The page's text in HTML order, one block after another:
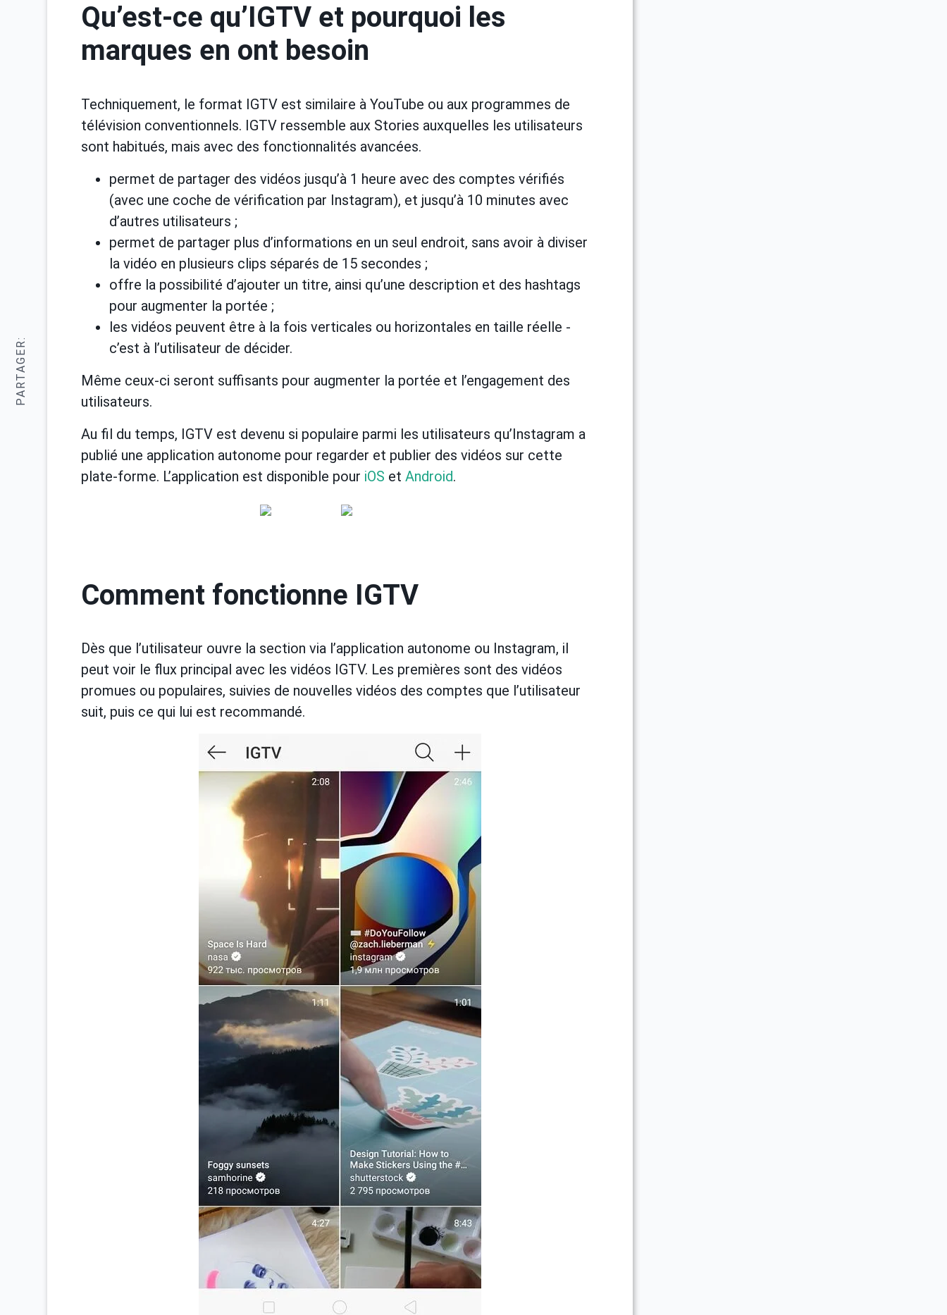
PARTAGER:
Qu’est-ce qu’IGTV et pourquoi les
marques en ont besoin
Techniquement, le format IGTV est similaire à YouTube ou aux programmes de
télévision conventionnels. IGTV ressemble aux Stories auxquelles les utilisateurs
sont habitués, mais avec des fonctionnalités avancées.
permet de partager des vidéos jusqu’à 1 heure avec des comptes vérifiés
(avec une coche de vérification par Instagram), et jusqu’à 10 minutes avec
d’autres utilisateurs ;
permet de partager plus d’informations en un seul endroit, sans avoir à diviser
la vidéo en plusieurs clips séparés de 15 secondes ;
offre la possibilité d’ajouter un titre, ainsi qu’une description et des hashtags
pour augmenter la portée ;
les vidéos peuvent être à la fois verticales ou horizontales en taille réelle -
c’est à l’utilisateur de décider.
Même ceux-ci seront suffisants pour augmenter la portée et l’engagement des
utilisateurs.
Au fil du temps, IGTV est devenu si populaire parmi les utilisateurs qu’Instagram a
publié une application autonome pour regarder et publier des vidéos sur cette
plate-forme. L’application est disponible pour iOS et Android.
Comment fonctionne IGTV
Dès que l’utilisateur ouvre la section via l’application autonome ou Instagram, il
peut voir le flux principal avec les vidéos IGTV. Les premières sont des vidéos
promues ou populaires, suivies de nouvelles vidéos des comptes que l’utilisateur
suit, puis ce qui lui est recommandé.